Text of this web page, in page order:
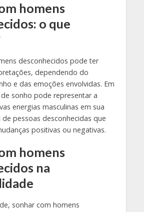
homens
o que
desconhecidos pode ter
dependendo do
e das emoções envolvidas. Em
sonho pode representar a
energias masculinas em sua
pessoas desconhecidas que
positivas ou negativas.
homens
na
sonhar com homens